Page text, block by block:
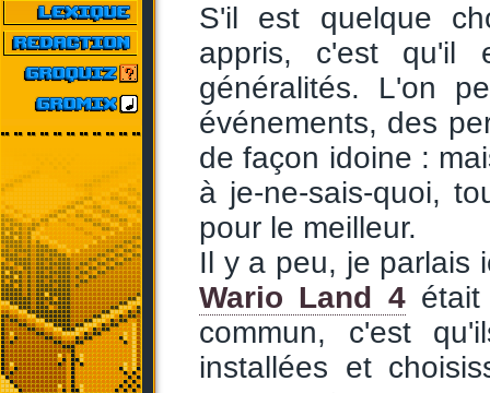
S'il est quelque
appris, c'est qu'il
généralités. L'on
événements, des
de façon idoine :
à je-ne-sais-quoi,
pour le meilleur.
Il y a peu, je parlais
Wario Land 4était
commun, c'est
installées et